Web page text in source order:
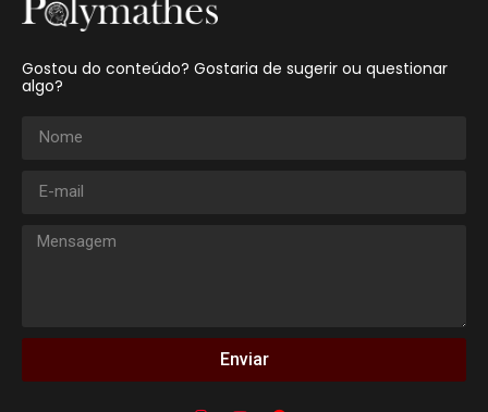
Gostou do conteúdo? Gostaria de sugerir ou questionar
algo?
Enviar